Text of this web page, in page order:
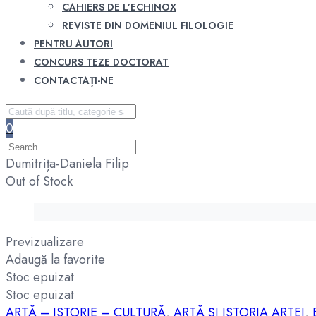
CAHIERS DE L’ECHINOX
REVISTE DIN DOMENIUL FILOLOGIE
PENTRU AUTORI
CONCURS TEZE DOCTORAT
CONTACTAȚI-NE
0
Dumitrița-Daniela Filip
Out of Stock
Previzualizare
Adaugă la favorite
Stoc epuizat
Stoc epuizat